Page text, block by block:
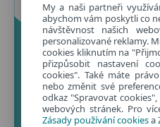
My a naši partneři
abychom vám poskytli co
návštěvnost našich
personalizované reklamy.
cookies kliknutím na
přizpůsobit nastavení
cookies". Také máte
nebo změnit své
odkaz "Spravovat
webových stránek. Pro
Zásady používání cookiesa